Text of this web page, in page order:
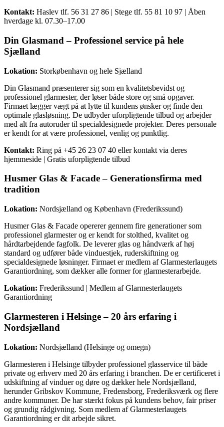
Kontakt: Haslev tlf. 56 31 27 86 | Stege tlf. 55 81 10 97 | Åben
hverdage kl. 07.30–17.00
Din Glasmand – Professionel service på hele
Sjælland
Lokation: Storkøbenhavn og hele Sjælland
Din Glasmand præsenterer sig som en kvalitetsbevidst og
professionel glarmester, der løser både store og små opgaver.
Firmaet lægger vægt på at lytte til kundens ønsker og finde den
optimale glasløsning. De udbyder uforpligtende tilbud og arbejder
med alt fra autoruder til specialdesignede projekter. Deres personale
er kendt for at være professionel, venlig og punktlig.
Kontakt: Ring på +45 26 23 07 40 eller kontakt via deres
hjemmeside | Gratis uforpligtende tilbud
Husmer Glas & Facade – Generationsfirma med
tradition
Lokation: Nordsjælland og København (Frederikssund)
Husmer Glas & Facade opererer gennem fire generationer som
professionel glarmester og er kendt for stolthed, kvalitet og
hårdtarbejdende fagfolk. De leverer glas og håndværk af høj
standard og udfører både vinduestjek, ruderskiftning og
specialdesignede løsninger. Firmaet er medlem af Glarmesterlaugets
Garantiordning, som dækker alle former for glarmesterarbejde.
Lokation: Frederikssund | Medlem af Glarmesterlaugets
Garantiordning
Glarmesteren i Helsinge – 20 års erfaring i
Nordsjælland
Lokation: Nordsjælland (Helsinge og omegn)
Glarmesteren i Helsinge tilbyder professionel glasservice til både
private og erhverv med 20 års erfaring i branchen. De er certificeret i
udskiftning af vinduer og døre og dækker hele Nordsjælland,
herunder Gribskov Kommune, Fredensborg, Frederiksværk og flere
andre kommuner. De har stærkt fokus på kundens behov, fair priser
og grundig rådgivning. Som medlem af Glarmesterlaugets
Garantiordning er dit arbejde sikret.